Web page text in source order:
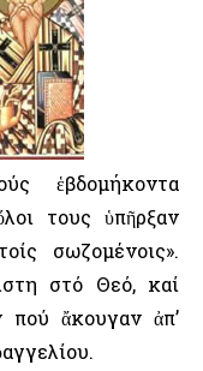
ἑβδομήκοντα
τους ὑπῆρξαν
σωζομένοις».
στό Θεό, καί
ἄκουγαν ἀπ’